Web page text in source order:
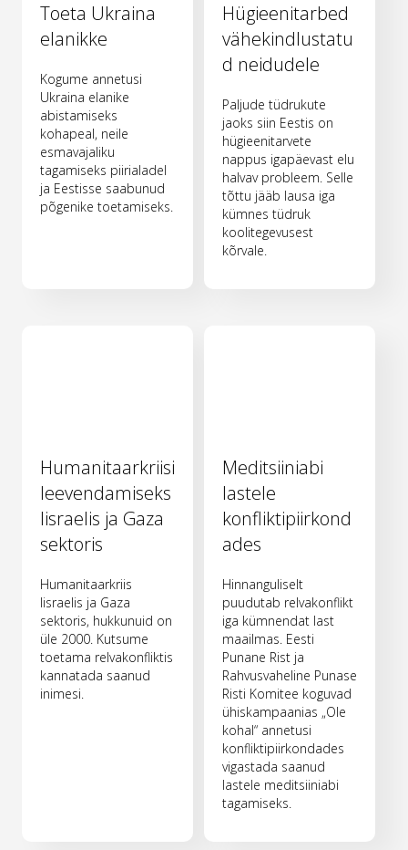
Toeta Ukraina
elanikke
Kogume annetusi
Ukraina elanike
abistamiseks
kohapeal, neile
esmavajaliku
tagamiseks piirialadel
ja Eestisse saabunud
põgenike toetamiseks.
Hügieenitarbed
vähekindlustatu
d neidudele
Paljude tüdrukute
jaoks siin Eestis on
hügieenitarvete
nappus igapäevast elu
halvav probleem. Selle
tõttu jääb lausa iga
kümnes tüdruk
koolitegevusest
kõrvale.
Humanitaarkriisi
leevendamiseks
Iisraelis ja Gaza
sektoris
Humanitaarkriis
Iisraelis ja Gaza
sektoris, hukkunuid on
üle 2000. Kutsume
toetama relvakonfliktis
kannatada saanud
inimesi.
Meditsiiniabi
lastele
konfliktipiirkond
ades
Hinnanguliselt
puudutab relvakonflikt
iga kümnendat last
maailmas. Eesti
Punane Rist ja
Rahvusvaheline Punase
Risti Komitee koguvad
ühiskampaanias „Ole
kohal“ annetusi
konfliktipiirkondades
vigastada saanud
lastele meditsiiniabi
tagamiseks.